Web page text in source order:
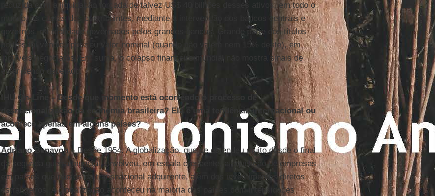
reduzida com a liquidação forçada de talvez US$ 40 bilhões desses ativos, em todo o
mundo, às custas dos contribuintes, mediante a intervenção dos bancos centrais e
governos, na realidade governados pelos grandes bancos. Grande parte dos títulos
podres foi vendida por seu valor nominal (quando não valem nem 15% deste), em
incríveis negociatas. Em suma, o colapso financeiro mundial não mostra sinais de
estar sendo debelado.
IHU On-Line – Desde que momento está ocorrendo o processo de
desnacionalização da economia brasileira? Ela é uma tendência internacional ou
acontece apenas em alguns países?
Adriano Benayon –Desde 1954. A globalização, que se estendeu muito desde o final
da segunda guerra mundial, envolveu, em escala crescente, a aquisição de empresas
em países que não os da transnacional adquirente, além dos investimentos diretos
estrangeiros. A globalização aconteceu na maioria dos países com intensidades